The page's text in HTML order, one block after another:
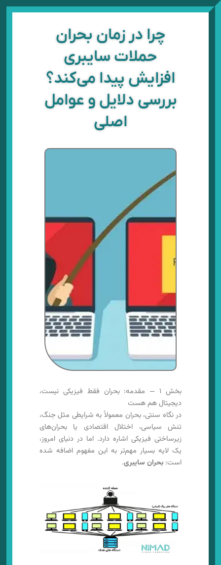
پرش
چرا در زمان بحران
حملات سایبری
افزایش پیدا می‌کند؟
بررسی دلایل و عوامل
اصلی
بخش ۱ — مقدمه: بحران فقط فیزیکی نیست،
دیجیتال هم هست
در نگاه سنتی، بحران معمولاً به شرایطی مثل جنگ،
تنش سیاسی، اختلال اقتصادی یا بحران‌های
زیرساختی فیزیکی اشاره دارد. اما در دنیای امروز،
یک لایه بسیار مهم‌تر به این مفهوم اضافه شده
است: بحران سایبری.